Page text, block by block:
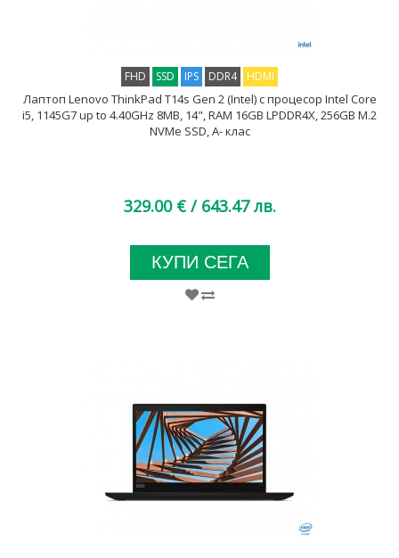
FHD SSD IPS DDR4 HDMI
Лаптоп Lenovo ThinkPad T14s Gen 2 (Intel) с процесор Intel Core
i5, 1145G7 up to 4.40GHz 8MB, 14", RAM 16GB LPDDR4X, 256GB M.2
NVMe SSD, A- клас
329.00 € / 643.47 лв.
КУПИ СЕГА